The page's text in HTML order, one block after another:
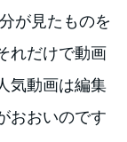
が見たものを
れだけで動画
気動画は編集
おおいのです